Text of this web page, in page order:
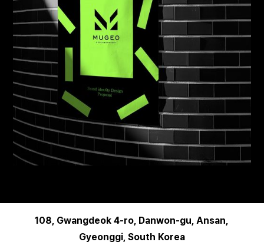
108, Gwangdeok 4-ro, Danwon-gu, Ansan,
Gyeonggi, South Korea